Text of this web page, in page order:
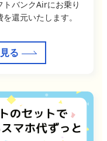
バンクAirにお乗り
還元いたします。
る